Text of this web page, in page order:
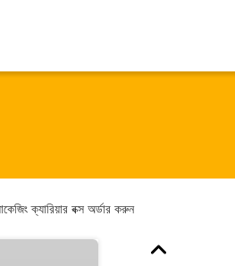
ক্যারিয়ার বক্স অর্ডার করুন